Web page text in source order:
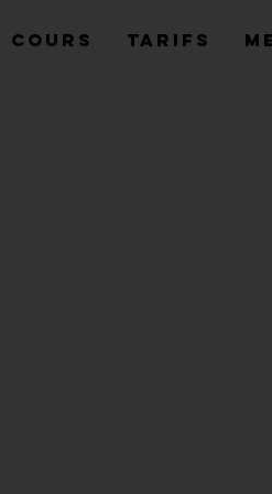
Cours Tarifs